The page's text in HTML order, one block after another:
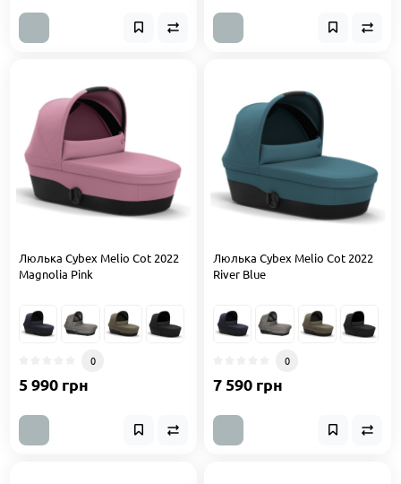
Люлька Cybex Melio Cot 2022
Magnolia Pink
0
5 990 грн
Люлька Cybex Melio Cot 2022
River Blue
0
7 590 грн